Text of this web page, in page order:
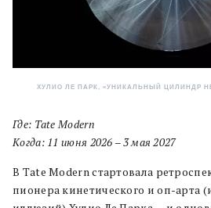
ХУЛИО ЛЕ ПАРК, «УНИКАЛЬНЫЙ ЦИЛИНДР
Где: Tate Modern
Когда: 11 июня 2026 – 3 мая 2027
В Tate Modern стартовала
пионера кинетического и оп-арта